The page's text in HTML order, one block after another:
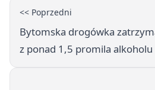
<< Poprzedni
Bytomska drogówka
z ponad 1,5 promila alkoholu